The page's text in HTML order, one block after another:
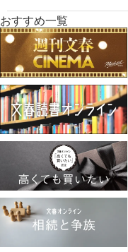
おすすめ一覧